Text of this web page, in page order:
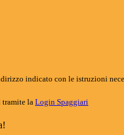
indicato con le istruzioni
tramite la Login Spaggiari